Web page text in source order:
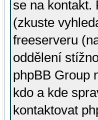
se na kontakt.
(zkuste
freeserveru
oddělení
phpBB Group
kdo a kde
kontaktovat